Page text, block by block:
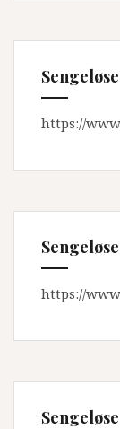
https://
https://